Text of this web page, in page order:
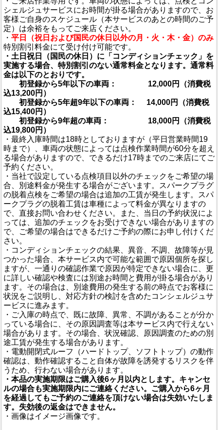
シェルジュサービスにお時間が掛る場合がありますので、お
客様ご自身のスケジュール（本サービスのあとの時間のご予
定）は余裕をもってご来店ください。
・ 平日（祝日および国民の休日以外の月・火・木・金）のみ
特別割引料金にて受け付け可能です。
・土日祝日（国民の休日）に「コンディションチェック」を
実施する場合、特別割引のない通常料金となります。通常料
金は以下のとおりです。
初登録から5年以下の車両： 12,000円（消費税
込13,200円）
初登録から5年超9年以下の車両： 14,000円（消費税
込15,400円）
初登録から9年超の車両： 18,000円（消費税
込19,800円）
・最終入庫時間は18時としておりますが（平日営業時間19
時まで）、車両の状態によっては点検作業時間が60分を超え
る場合がありますので、できるだけ17時までのご来店にてご
予約ください。
・当社で設定している点検項目以外のチェックをご希望の場
合、別途料金が発生する場合がございます。スパークプラグ
の脱着点検をご希望の場合は追加の工賃が発生します。スパ
ークプラグの脱着工賃は車種によって料金が異なりますの
で、直接お問い合わせください。また、当日の予約状況によ
っては、追加のチェックをお受けできない場合がありますの
で、ご希望の場合はできるだけご予約の際にお申し付けくだ
さい。
・コンディションチェックの結果、異音、不調、故障等が見
つかった場合、本サービス内で可能な範囲で原因個所を探し
ますが、一通りの確認作業で原因が特定できない場合に、更
に詳しい確認や検査には別途お時間と費用が掛る場合があり
ます。その場合は、別途費用の発生する前の時点でお客様に
状況をご説明し、対応方針の検討を含めたコンシェルジュサ
ービスに進みます。
・ご入庫の時点で、既に故障、異常、不調があることが分か
っている場合に、その原因調査等は本サービス内で行えない
場合があります。その場合、状況確認、原因調査のための別
途工賃が発生する場合があります。
・電動開閉式ルーフ（ハードトップ、ソフトトップ）の動作
確認は、動作確認すること自体が故障を誘発するリスクを伴
うため、行わない場合があります。
・本品の実施期限はご購入後6ヶ月以内とします。キャンセ
ルの場合も実施期限内にご連絡ください。ご購入から6ヶ月
を経過してもご予約のご連絡を頂けない場合は失効いたしま
す。失効後の返金はできません。
・画像はイメージ画像です。